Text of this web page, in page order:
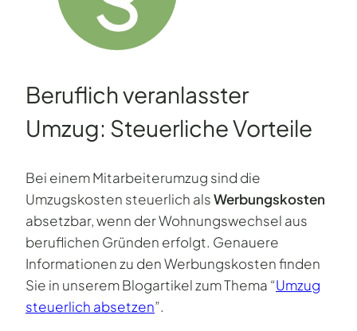
Beruflich veranlasster
Umzug: Steuerliche Vorteile
Bei einem Mitarbeiterumzug sind die
Umzugskosten steuerlich alsWerbungskosten
absetzbar, wenn der Wohnungswechsel aus
beruflichen Gründen erfolgt. Genauere
Informationen zu den Werbungskosten finden
Sie in unserem Blogartikel zum Thema “Umzug
steuerlich absetzen”.